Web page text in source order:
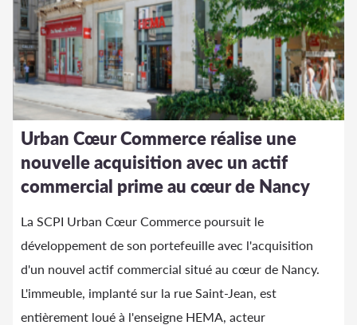
Urban Cœur Commerce réalise une
nouvelle acquisition avec un actif
commercial prime au cœur de Nancy
La SCPI Urban Cœur Commerce poursuit le
développement de son portefeuille avec l'acquisition
d'un nouvel actif commercial situé au cœur de Nancy.
L'immeuble, implanté sur la rue Saint-Jean, est
entièrement loué à l'enseigne HEMA, acteur